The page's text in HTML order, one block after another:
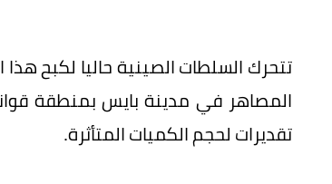
تتحرك السلطات الصينية حاليا لكبح
المصاهر في مدينة بايس بمنطقة
تقديرات لحجم الكميات المتأثرة.